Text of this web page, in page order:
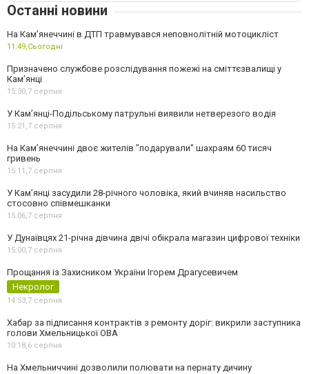
Останні новини
На Кам’янеччині в ДТП травмувався неповнолітній мотоцикліст
11:49,Сьогодні
Призначено службове розслідування пожежі на сміттєзвалищі у
Кам’янці
15:30,7 серпня
У Кам’янці-Подільському патрульні виявили нетверезого водія
15:21,7 серпня
На Камʼянеччині двоє жителів "подарували" шахраям 60 тисяч
гривень
15:11,7 серпня
У Камʼянці засудили 28-річного чоловіка, який вчиняв насильство
стосовно співмешканки
15:06,7 серпня
У Дунаївцях 21-річна дівчина двічі обікрала магазин цифрової техніки
15:00,7 серпня
Прощання із Захисником України Ігорем Драгусевичем
Некролог
14:53,7 серпня
Хабар за підписання контрактів з ремонту доріг: викрили заступника
голови Хмельницької ОВА
10:18,6 серпня
На Хмельниччині дозволили полювати на пернату дичину